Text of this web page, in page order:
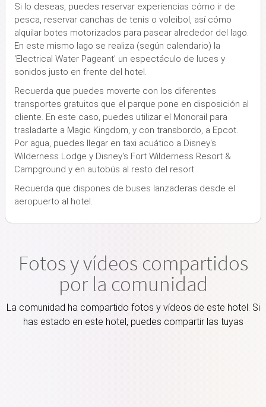
Si lo deseas, puedes reservar experiencias cómo ir de
pesca, reservar canchas de tenis o voleibol, así cómo
alquilar botes motorizados para pasear alrededor del lago.
En este mismo lago se realiza (según calendario) la
'Electrical Water Pageant' un espectáculo de luces y
sonidos justo en frente del hotel.
Recuerda que puedes moverte con los diferentes
transportes gratuitos que el parque pone en disposición al
cliente. En este caso, puedes utilizar el Monorail para
trasladarte a Magic Kingdom, y con transbordo, a Epcot.
Por agua, puedes llegar en taxi acuático a Disney's
Wilderness Lodge y Disney's Fort Wilderness Resort &
Campground y en autobús al resto del resort.
Recuerda que dispones de buses lanzaderas desde el
aeropuerto al hotel.
Fotos y vídeos compartidos
por la comunidad
La comunidad ha compartido fotos y vídeos de este hotel. Si
has estado en este hotel, puedes compartir las tuyas